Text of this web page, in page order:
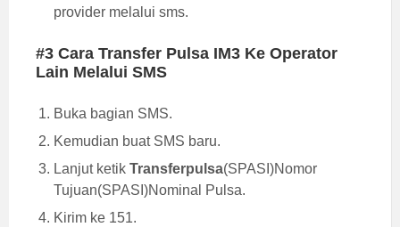
provider melalui sms.
#3 Cara Transfer Pulsa IM3 Ke Operator
Lain Melalui SMS
Buka bagian SMS.
Kemudian buat SMS baru.
Lanjut ketik Transferpulsa(SPASI)Nomor
Tujuan(SPASI)Nominal Pulsa.
Kirim ke 151.